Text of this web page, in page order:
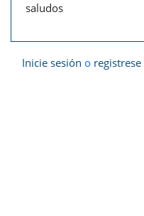
saludos
Inicie sesión o registrese